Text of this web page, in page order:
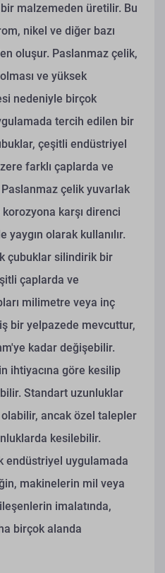
bir malzemeden üretilir. Bu
nikel ve diğer bazı
oluşur. Paslanmaz çelik,
ve yüksek
nedeniyle birçok
tercih edilen bir
çeşitli endüstriyel
farklı çaplarda ve
çelik yuvarlak
korozyona karşı direnci
olarak kullanılır.
çubuklar silindirik bir
çaplarda ve
milimetre veya inç
bir yelpazede mevcuttur,
kadar değişebilir.
ihtiyacına göre kesilip
Standart uzunluklar
ancak özel talepler
kesilebilir.
endüstriyel uygulamada
makinelerin mil veya
imalatında,
birçok alanda